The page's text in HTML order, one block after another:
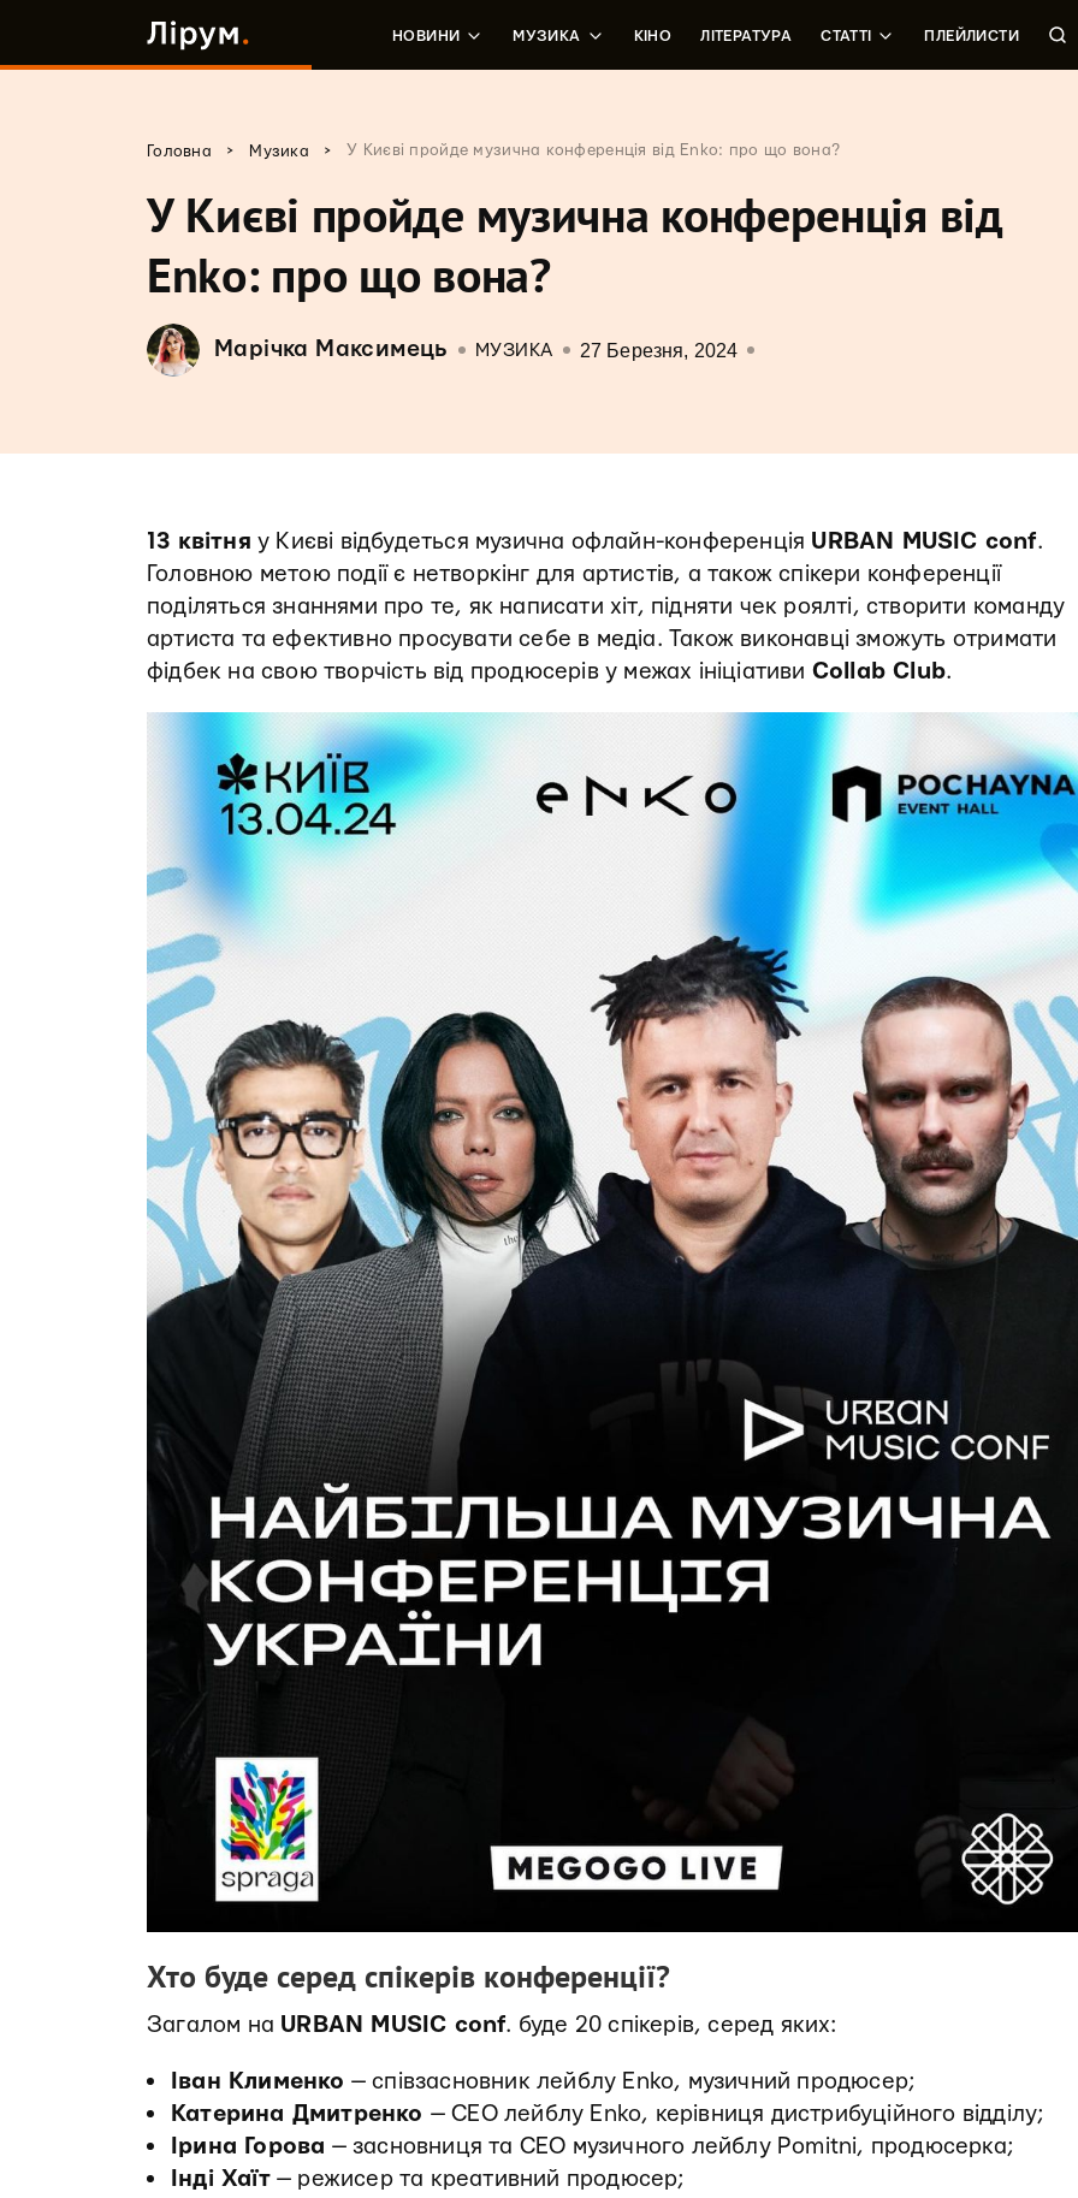
НОВИНИ МУЗИКА КІНО ЛІТЕРАТУРА СТАТТІ ПЛЕЙЛИСТИ
Головна > Музика > У Києві пройде музична конференція від Enko: про що вона?
У Києві пройде музична конференція від
Enko: про що вона?
Марічка Максимець МУЗИКА 27 Березня, 2024
13 квітня у Києві відбудеться музична офлайн-конференція URBAN MUSIC conf.
Головною метою події є нетворкінг для артистів, а також спікери конференції
поділяться знаннями про те, як написати хіт, підняти чек роялті, створити команду
артиста та ефективно просувати себе в медіа. Також виконавці зможуть отримати
фідбек на свою творчість від продюсерів у межах ініціативи Collab Club.
Хто буде серед спікерів конференції?
Загалом на URBAN MUSIC conf. буде 20 спікерів, серед яких:
Іван Клименко — співзасновник лейблу Enko, музичний продюсер;
Катерина Дмитренко — CEO лейблу Enko, керівниця дистрибуційного відділу;
Ірина Горова — засновниця та CEO музичного лейблу Pomitni, продюсерка;
Інді Хаїт— режисер та креативний продюсер;